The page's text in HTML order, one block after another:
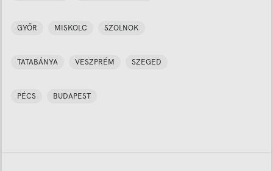
GYŐR MISKOLC SZOLNOK
TATABÁNYA VESZPRÉM SZEGED
PÉCS BUDAPEST